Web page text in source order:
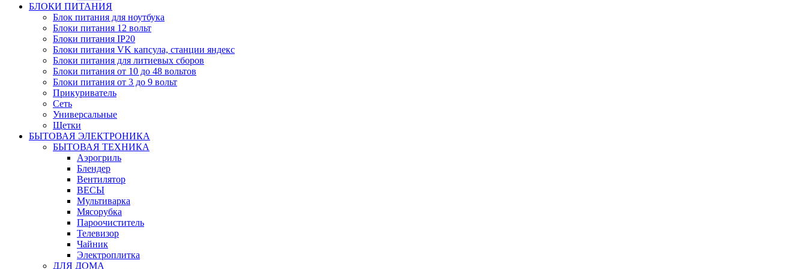
БЛОКИ ПИТАНИЯ
Блок питания для ноутбука
Блоки питания 12 вольт
Блоки питания IP20
Блоки питания VK капсула, станции яндекс
Блоки питания для литиевых сборов
Блоки питания от 10 до 48 вольтов
Блоки питания от 3 до 9 вольт
Прикуриватель
Сеть
Универсальные
Щетки
БЫТОВАЯ ЭЛЕКТРОНИКА
БЫТОВАЯ ТЕХНИКА
Аэрогриль
Блендер
Вентилятор
ВЕСЫ
Мультиварка
Мясорубка
Пароочиститель
Телевизор
Чайник
Электроплитка
ДЛЯ ДОМА